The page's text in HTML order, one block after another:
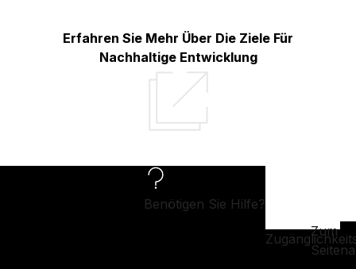
Erfahren Sie Mehr Über Die Ziele Für
Nachhaltige Entwicklung
Benötigen Sie Hilfe?
Zum